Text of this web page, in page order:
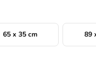
65 x 35 cm 89